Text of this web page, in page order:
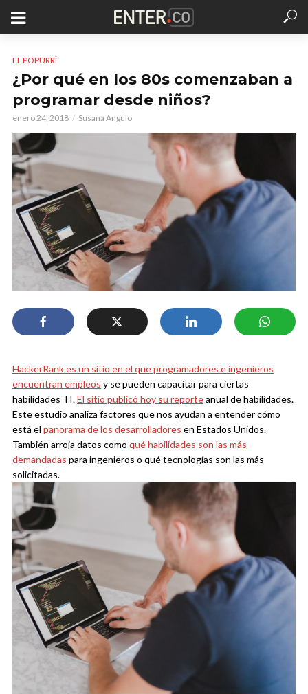
EL POPURRÍ
¿Por qué en los 80s comenzaban a
programar desde niños?
enero 24, 2018 Susana Angulo
HackerRankes un sitio en el que programadores e ingenieros
encuentran empleos y se pueden capacitar para ciertas
habilidades TI.El sitio publicó hoy su reporteanual de habilidades.
Este estudio analiza factores que nos ayudan a entender cómo
está el panorama de los desarrolladores en Estados Unidos.
También arroja datos como qué habilidades son las más
demandadas para ingenieros o qué tecnologías son las más
solicitadas.